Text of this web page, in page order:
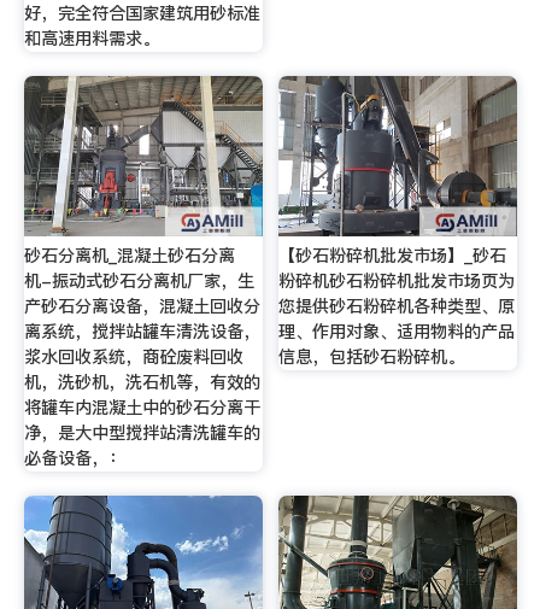
好，完全符合国家建筑用砂标准
和高速用料需求。
砂石分离机_混凝土砂石分离
机-振动式砂石分离机厂家，生
产砂石分离设备，混凝土回收分
离系统，搅拌站罐车清洗设备，
浆水回收系统，商砼废料回收
机，洗砂机，洗石机等，有效的
将罐车内混凝土中的砂石分离干
净，是大中型搅拌站清洗罐车的
必备设备，：
【砂石粉碎机批发市场】_砂石
粉碎机砂石粉碎机批发市场页为
您提供砂石粉碎机各种类型、原
理、作用对象、适用物料的产品
信息，包括砂石粉碎机。